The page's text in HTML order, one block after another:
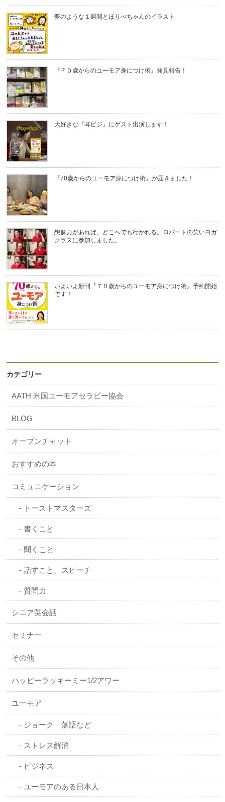
夢のような１週間とほりべちゃんのイラスト
『７０歳からのユーモア身につけ術』発見報告！
大好きな『耳ビジ』にゲスト出演します！
『70歳からのユーモア身につけ術』が届きました！
想像力があれば、どこへでも行かれる。ロバートの笑いヨガ
クラスに参加しました。
いよいよ新刊『７０歳からのユーモア身につけ術』予約開始
です！
カテゴリー
AATH 米国ユーモアセラピー協会
BLOG
オープンチャット
おすすめの本
コミュニケーション
トーストマスターズ
書くこと
聞くこと
話すこと、スピーチ
質問力
シニア英会話
セミナー
その他
ハッピーラッキーミー1/2アワー
ユーモア
ジョーク 落語など
ストレス解消
ビジネス
ユーモアのある日本人